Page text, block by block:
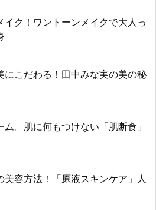
イク！ワントーンメイクで大人っ
にこだわる！田中みな実の美の秘
ム。肌に何もつけない「肌断食」
美容方法！「原液スキンケア」人